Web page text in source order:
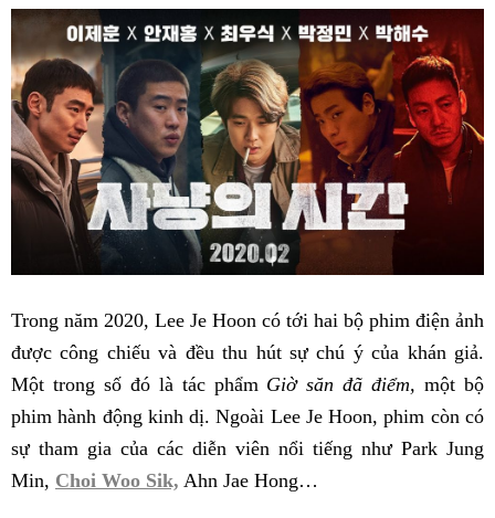
Trong năm 2020, Lee Je Hoon có tới hai bộ phim điện ảnh
được công chiếu và đều thu hút sự chú ý của khán giả.
Một trong số đó là tác phẩm Giờ săn đã điểm, một bộ
phim hành động kinh dị. Ngoài Lee Je Hoon, phim còn có
sự tham gia của các diễn viên nổi tiếng như Park Jung
Min, Choi Woo Sik, Ahn Jae Hong…